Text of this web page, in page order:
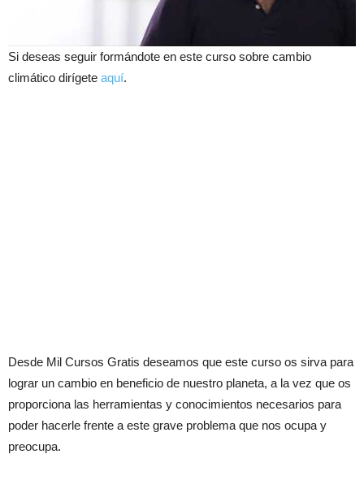
Si deseas seguir formándote en este curso sobre cambio
climático dirígete aquí.
Desde Mil Cursos Gratis deseamos que este curso os sirva para
lograr un cambio en beneficio de nuestro planeta, a la vez que os
proporciona las herramientas y conocimientos necesarios para
poder hacerle frente a este grave problema que nos ocupa y
preocupa.